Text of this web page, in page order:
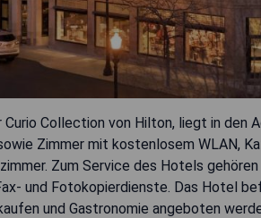
Collection von Hilton, liegt in den
Zimmer mit kostenlosem WLAN,
Zum Service des Hotels
und Fotokopierdienste. Das Hotel
und Gastronomie angeboten